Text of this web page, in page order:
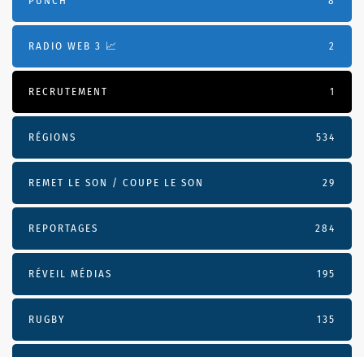
RADIO WEB 3 📈 2
RECRUTEMENT 1
RÉGIONS 534
REMET LE SON / COUPE LE SON 29
REPORTAGES 284
RÉVEIL MÉDIAS 195
RUGBY 135